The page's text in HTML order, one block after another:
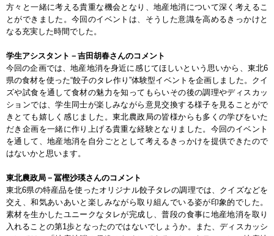
方々と一緒に考える貴重な機会となり、地産地消について深く考えるこ
とができました。今回のイベントは、そうした意識を高めるきっかけと
なる充実した時間でした。
学生アシスタント－吉田胡春さんのコメント
今回の企画では、地産地消を身近に感じてほしいという思いから、東北6
県の食材を使った“餃子のタレ作り”体験型イベントを企画しました。クイ
ズや試食を通して食材の魅力を知ってもらいその後の調理やディスカッ
ションでは、学生同士が楽しみながら意見交換する様子を見ることがで
きとても嬉しく感じました。東北農政局の皆様からも多くの学びをいた
だき企画を一緒に作り上げる貴重な経験となりました。今回のイベント
を通して、地産地消を自分ごととして考えるきっかけを提供できたので
はないかと思います。
東北農政局－冨樫沙瑛さんのコメント
東北6県の特産品を使ったオリジナル餃子タレの調理では、クイズなどを
交え、和気あいあいと楽しみながら取り組んでいる姿が印象的でした。
素材を生かしたユニークなタレが完成し、普段の食事に地産地消を取り
入れることの第1歩となったのではないでしょうか。また、ディスカッシ